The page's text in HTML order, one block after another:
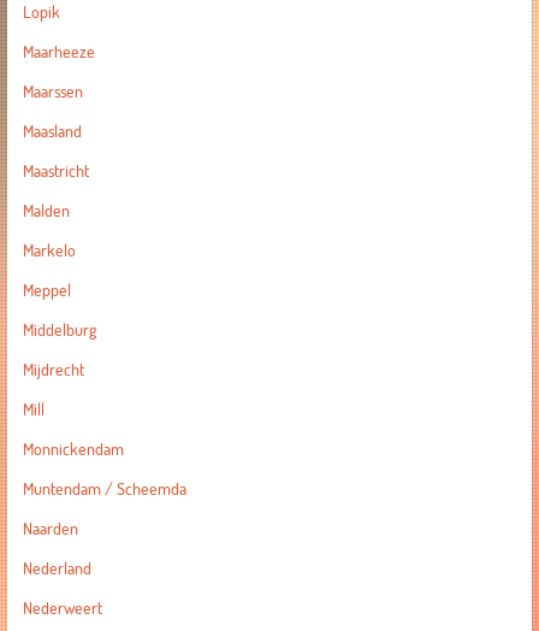
Lopik
Maarheeze
Maarssen
Maasland
Maastricht
Malden
Markelo
Meppel
Middelburg
Mijdrecht
Mill
Monnickendam
Muntendam / Scheemda
Naarden
Nederland
Nederweert